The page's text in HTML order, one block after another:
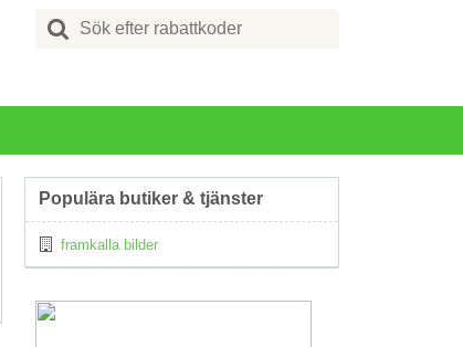
Search
for:
Populära butiker & tjänster
framkalla bilder